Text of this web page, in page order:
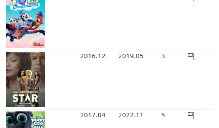
2016.12 2019.05 3
2017.04 2022.11 5